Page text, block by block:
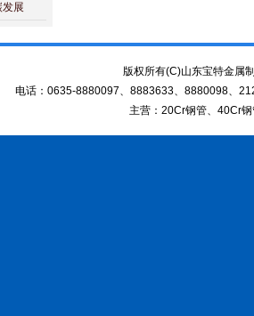
展
版权所有(C)山东宝特金
电话：0635-8880097、8883633、8880098、
主营：20Cr钢管、40Cr